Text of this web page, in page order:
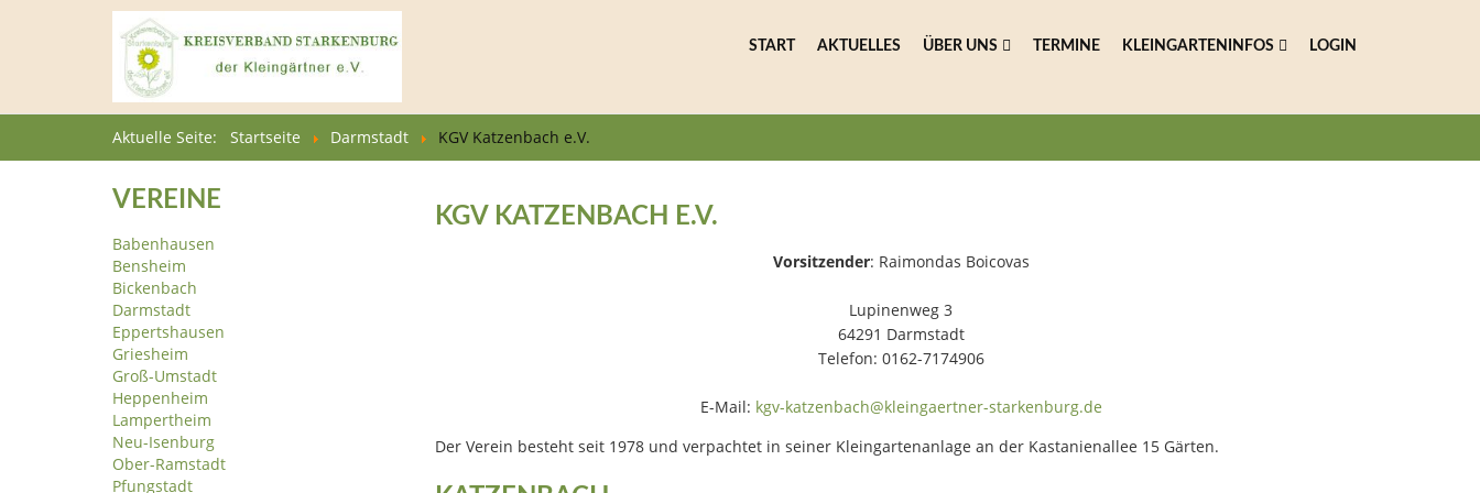
START AKTUELLES ÜBER UNS TERMINE KLEINGARTENINFOS LOGIN
Aktuelle Seite: Startseite Darmstadt KGV Katzenbach e.V.
VEREINE
Babenhausen
Bensheim
Bickenbach
Darmstadt
Eppertshausen
Griesheim
Groß-Umstadt
Heppenheim
Lampertheim
Neu-Isenburg
Ober-Ramstadt
Pfungstadt
KGV KATZENBACH E.V.
Vorsitzender: Raimondas Boicovas
Lupinenweg 3
64291 Darmstadt
Telefon: 0162-7174906
E-Mail: kgv-katzenbach@kleingaertner-starkenburg.de
Der Verein besteht seit 1978 und verpachtet in seiner Kleingartenanlage an der Kastanienallee 15 Gärten.